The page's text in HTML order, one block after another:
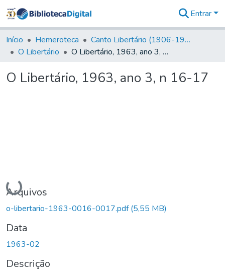
&
Coleções
Tudo na
Digital
Entrar
Início Hemeroteca
Canto Libertário (1906-1995)
O Libertário
O Libertário, 1963, ano 3, n 16-17
O Libertário, 1963, ano 3, n 16-17
Carregando...
Arquivos
o-libertario-1963-0016-0017.pdf(5,55 MB)
Data
1963-02
Descrição